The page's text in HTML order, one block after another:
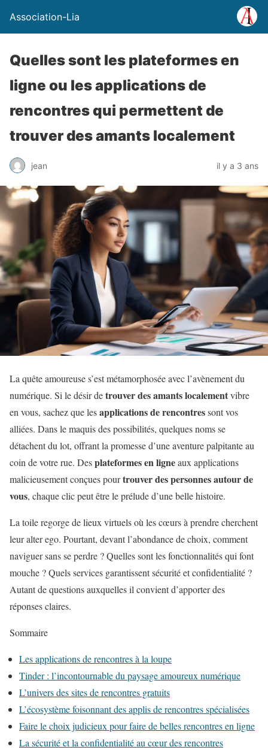
Association-Lia
Quelles sont les plateformes en
ligne ou les applications de
rencontres qui permettent de
trouver des amants localement
jean il y a 3 ans
La quête amoureuse s’est métamorphosée avec l’avènement du
numérique. Si le désir detrouver des amants localementvibre
en vous, sachez que lesapplications de rencontressont vos
alliées. Dans le maquis des possibilités, quelques noms se
détachent du lot, offrant la promesse d’une aventure palpitante au
coin de votre rue. Desplateformes en ligneaux applications
malicieusement conçues pourtrouver des personnes autour de
vous, chaque clic peut être le prélude d’une belle histoire.
La toile regorge de lieux virtuels où les cœurs à prendre cherchent
leur alter ego. Pourtant, devant l’abondance de choix, comment
naviguer sans se perdre ? Quelles sont les fonctionnalités qui font
mouche ? Quels services garantissent sécurité et confidentialité ?
Autant de questions auxquelles il convient d’apporter des
réponses claires.
Sommaire
Les applications de rencontres à la loupe
Tinder : l’incontournable du paysage amoureux numérique
L’univers des sites de rencontres gratuits
L’écosystème foisonnant des applis de rencontres spécialisées
Faire le choix judicieux pour faire de belles rencontres en ligne
La sécurité et la confidentialité au cœur des rencontres